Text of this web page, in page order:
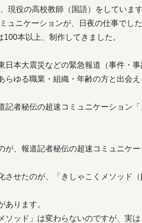
現役の高校教師（国語）をしています
ュニケーションが、日夜の仕事でし
本以上、制作してきました。
本大震災などの緊急報道（事件・
らゆる職業・組織・年齢の方と出会
者秘伝の超速コミュニケーション「
、報道記者秘伝の超速コミュニケー
せたのが、「きしゃこくメソッド（
ります。
ッド」は変わらないのですが、実